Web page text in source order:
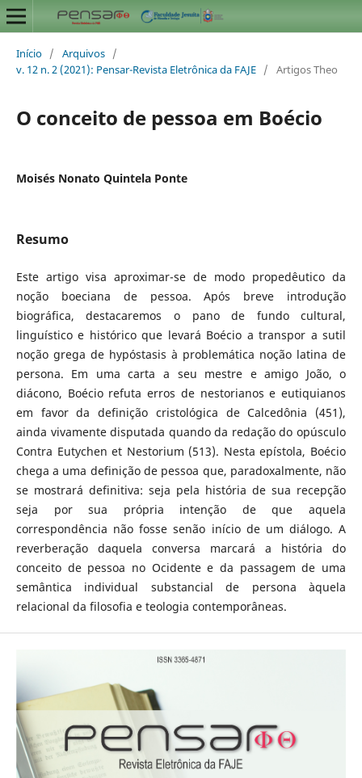
Início / Arquivos /
v. 12 n. 2 (2021): Pensar-Revista Eletrônica da FAJE / Artigos Theo
O conceito de pessoa em Boécio
Moisés Nonato Quintela Ponte
Resumo
Este artigo visa aproximar-se de modo propedêutico da
noção boeciana de pessoa. Após breve introdução
biográfica, destacaremos o pano de fundo cultural,
linguístico e histórico que levará Boécio a transpor a sutil
noção grega de hypóstasis à problemática noção latina de
persona. Em uma carta a seu mestre e amigo João, o
diácono, Boécio refuta erros de nestorianos e eutiquianos
em favor da definição cristológica de Calcedônia (451),
ainda vivamente disputada quando da redação do opúsculo
Contra Eutychen et Nestorium (513). Nesta epístola, Boécio
chega a uma definição de pessoa que, paradoxalmente, não
se mostrará definitiva: seja pela história de sua recepção
seja por sua própria intenção de que aquela
correspondência não fosse senão início de um diálogo. A
reverberação daquela conversa marcará a história do
conceito de pessoa no Ocidente e da passagem de uma
semântica individual substancial de persona àquela
relacional da filosofia e teologia contemporâneas.